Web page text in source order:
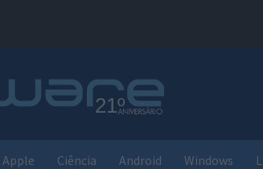
Apple Ciência Android Windows